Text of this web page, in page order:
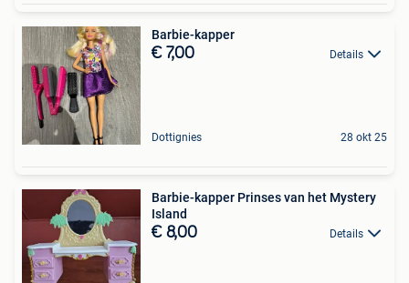
Barbie-kapper
€ 7,00 Details
Dottignies 28 okt 25
Barbie-kapper Prinses van het Mystery
Island
€ 8,00 Details